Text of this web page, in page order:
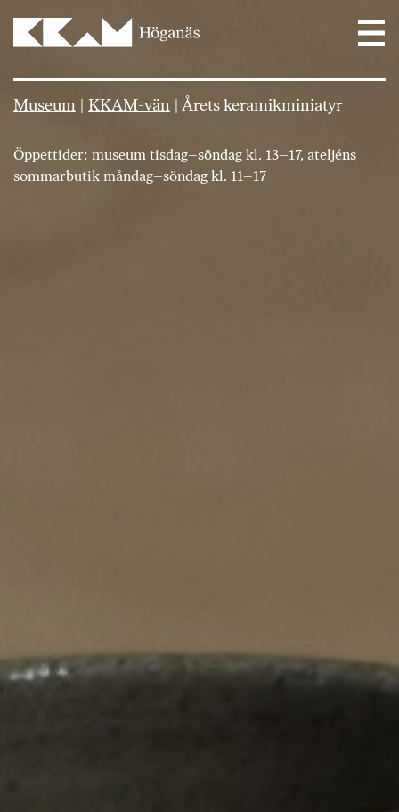
Main Navigation
Museum | KKAM-vän | Årets keramikminiatyr
Öppettider: museum tisdag–söndag kl. 13–17, ateljéns
sommarbutik måndag–söndag kl. 11–17